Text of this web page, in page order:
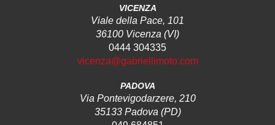
VICENZA
Viale della Pace, 101
36100 Vicenza (VI)
0444 304335
vicenza@gabriellimoto.com
PADOVA
Via Pontevigodarzere, 210
35133 Padova (PD)